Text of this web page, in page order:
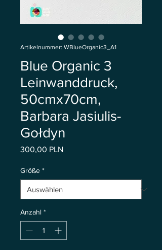
Artikelnummer: WBlueOrganic3_A1
Blue Organic 3
Leinwanddruck,
50cmx70cm,
Barbara Jasiulis-
Gołdyn
300,00 PLN
Größe *
Anzahl *